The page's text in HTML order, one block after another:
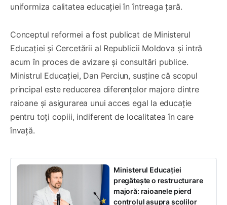
uniformiza calitatea educației în întreaga țară.
Conceptul reformei a fost publicat de Ministerul
Educației și Cercetării al Republicii Moldova și intră
acum în proces de avizare și consultări publice.
Ministrul Educației, Dan Perciun, susține că scopul
principal este reducerea diferențelor majore dintre
raioane și asigurarea unui acces egal la educație
pentru toți copiii, indiferent de localitatea în care
învață.
Ministerul Educației
pregătește o restructurare
majoră: raioanele pierd
controlul asupra școlilor